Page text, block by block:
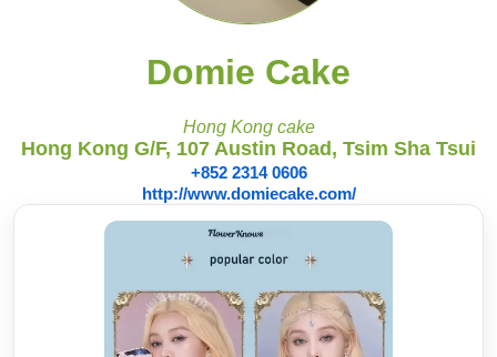
Domie Cake
Hong Kong cake
Hong Kong G/F, 107 Austin Road, Tsim Sha Tsui
+852 2314 0606
http://www.domiecake.com/